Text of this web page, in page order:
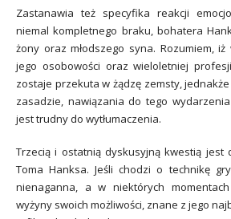
Zastanawia też specyfika reakcji
niemal kompletnego braku, bohatera
żony oraz młodszego syna. Rozumiem,
jego osobowości oraz wieloletniej
zostaje przekuta w żądzę zemsty,
zasadzie, nawiązania do tego
jest trudny do wytłumaczenia.
Trzecią i ostatnią dyskusyjną kwestią jest
Toma Hanksa. Jeśli chodzi o technikę
nienaganna, a w niektórych
wyżyny swoich możliwości, znane z jego